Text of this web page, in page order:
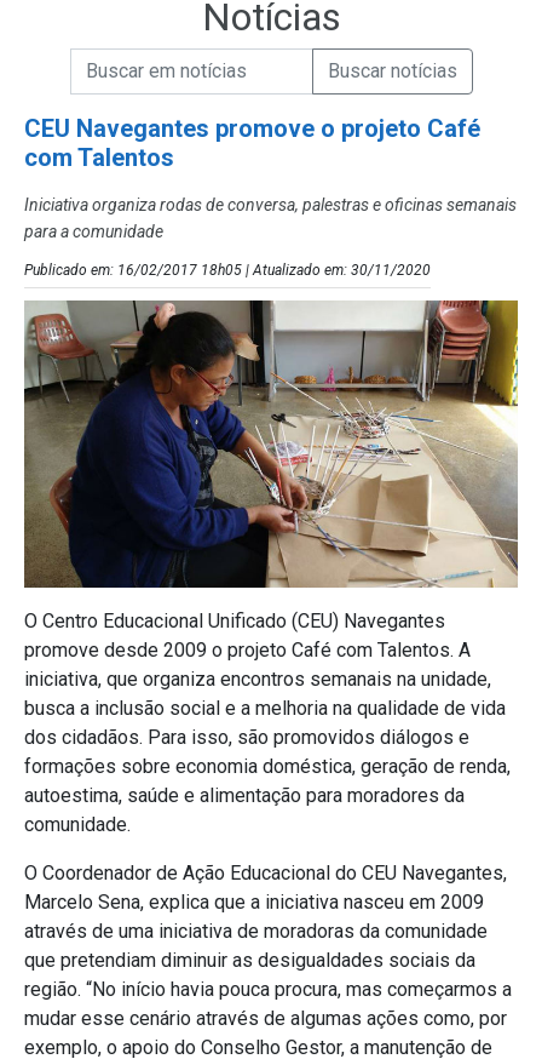
Notícias
Campo de Busca de Notícias
Campo de Busca de informaçõesEnviar a Busca de Notícias
CEU Navegantes promove o projeto Café
com Talentos
Iniciativa organiza rodas de conversa, palestras e oficinas semanais
para a comunidade
Publicado em: 16/02/2017 18h05 | Atualizado em: 30/11/2020
O Centro Educacional Unificado (CEU) Navegantes
promove desde 2009 o projeto Café com Talentos. A
iniciativa, que organiza encontros semanais na unidade,
busca a inclusão social e a melhoria na qualidade de vida
dos cidadãos. Para isso, são promovidos diálogos e
formações sobre economia doméstica, geração de renda,
autoestima, saúde e alimentação para moradores da
comunidade.
O Coordenador de Ação Educacional do CEU Navegantes,
Marcelo Sena, explica que a iniciativa nasceu em 2009
através de uma iniciativa de moradoras da comunidade
que pretendiam diminuir as desigualdades sociais da
região. “No início havia pouca procura, mas começarmos a
mudar esse cenário através de algumas ações como, por
exemplo, o apoio do Conselho Gestor, a manutenção de